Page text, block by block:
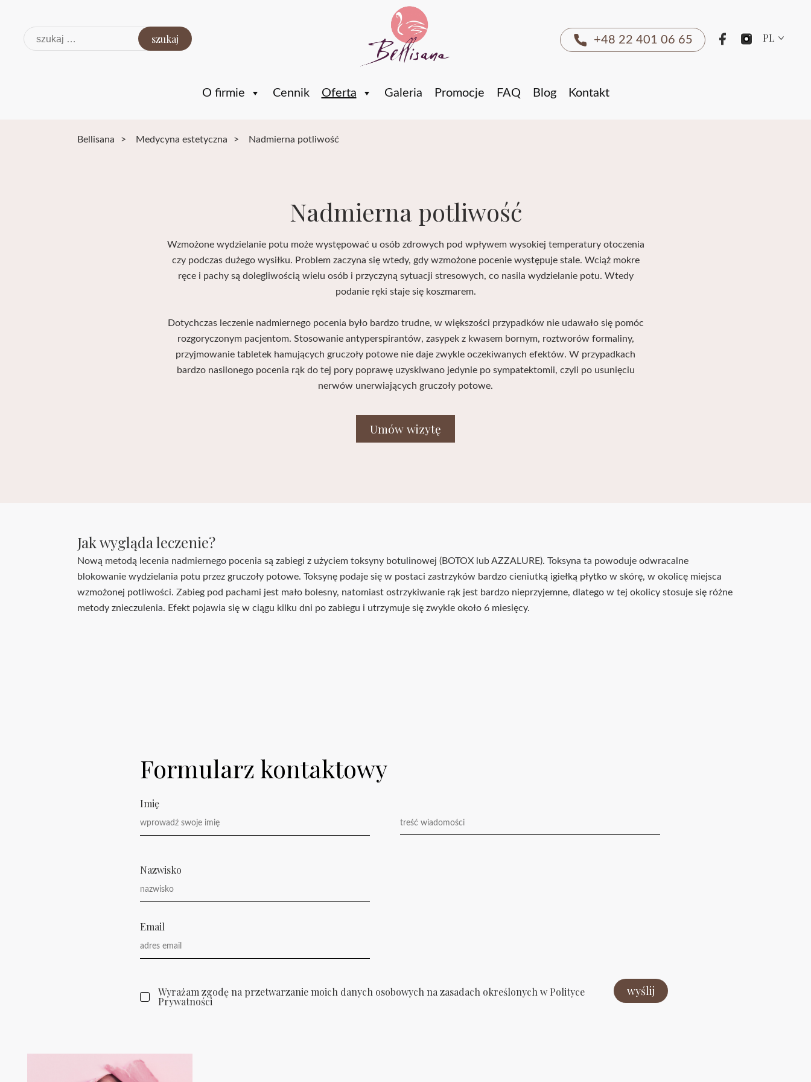
O firmie Cennik Oferta Galeria Promocje FAQ Blog Kontakt
+48 22 401 06 65
Szukaj: PL
Bellisana > Medycyna estetyczna > Nadmierna potliwość
Nadmierna potliwość
Wzmożone wydzielanie potu może występować u osób zdrowych pod wpływem wysokiej temperatury otoczenia
czy podczas dużego wysiłku. Problem zaczyna się wtedy, gdy wzmożone pocenie występuje stale. Wciąż mokre
ręce i pachy są dolegliwością wielu osób i przyczyną sytuacji stresowych, co nasila wydzielanie potu. Wtedy
podanie ręki staje się koszmarem.
Dotychczas leczenie nadmiernego pocenia było bardzo trudne, w większości przypadków nie udawało się pomóc
rozgoryczonym pacjentom. Stosowanie antyperspirantów, zasypek z kwasem bornym, roztworów formaliny,
przyjmowanie tabletek hamujących gruczoły potowe nie daje zwykle oczekiwanych efektów. W przypadkach
bardzo nasilonego pocenia rąk do tej pory poprawę uzyskiwano jedynie po sympatektomii, czyli po usunięciu
nerwów unerwiających gruczoły potowe.
Umów wizytę
Jak wygląda leczenie?
Nową metodą lecenia nadmiernego pocenia są zabiegi z użyciem toksyny botulinowej (BOTOX lub AZZALURE). Toksyna ta powoduje odwracalne
blokowanie wydzielania potu przez gruczoły potowe. Toksynę podaje się w postaci zastrzyków bardzo cieniutką igiełką płytko w skórę, w okolicę miejsca
wzmożonej potliwości. Zabieg pod pachami jest mało bolesny, natomiast ostrzykiwanie rąk jest bardzo nieprzyjemne, dlatego w tej okolicy stosuje się różne
metody znieczulenia. Efekt pojawia się w ciągu kilku dni po zabiegu i utrzymuje się zwykle około 6 miesięcy.
Formularz kontaktowy
Imię
Nazwisko
Email
Wyrażam zgodę na przetwarzanie moich danych osobowych na zasadach określonych w Polityce
Prywatności